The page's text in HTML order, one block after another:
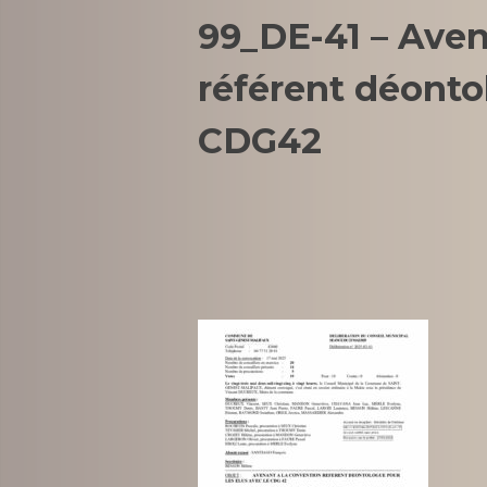
99_DE-41 –
référent
CDG42